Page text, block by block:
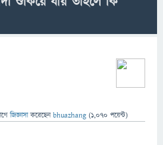
জিজ্ঞাসাকরেছেনbhuazhang (1,070 পয়েন্ট)